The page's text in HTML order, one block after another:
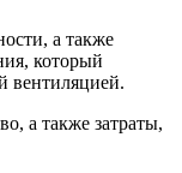
а также
который
вентиляцией.
а также затраты,